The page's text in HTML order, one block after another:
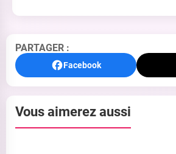
PARTAGER :
Facebook
Vous aimerez aussi